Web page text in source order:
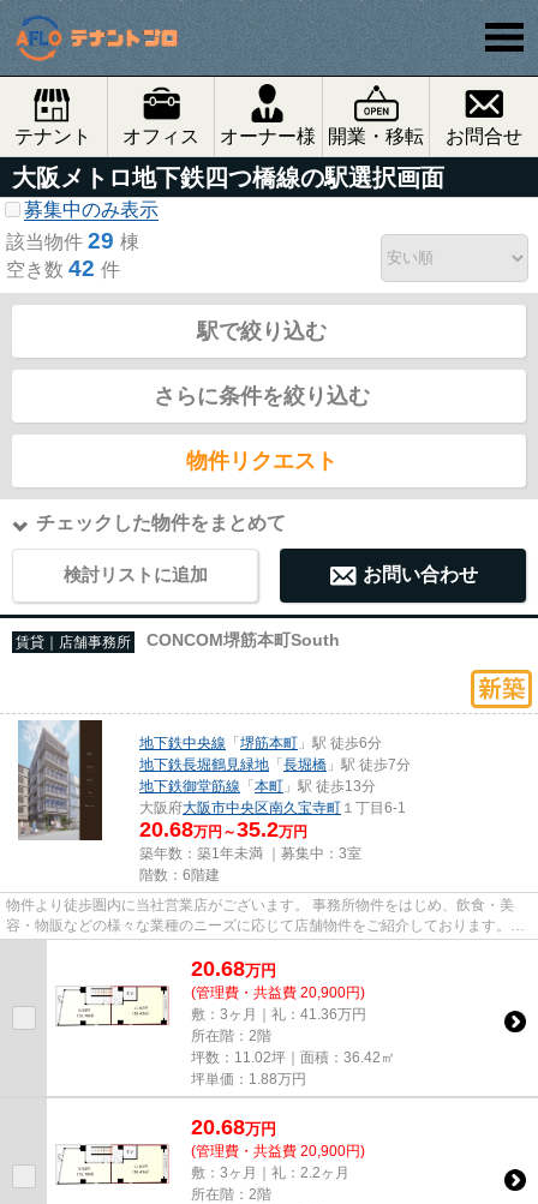
テナント オフィス オーナー様 開業・移転 お問合せ
大阪メトロ地下鉄四つ橋線の駅選択画面
募集中のみ表示
該当物件 29 棟
空き数 42 件
駅で絞り込む
さらに条件を絞り込む
物件リクエスト
チェックした物件をまとめて
検討リストに追加 お問い合わせ
賃貸｜店舗事務所 CONCOM堺筋本町South
地下鉄中央線 「堺筋本町 」駅 徒歩6分
地下鉄長堀鶴見緑地 「長堀橋 」駅 徒歩7分
地下鉄御堂筋線 「本町 」駅 徒歩13分
大阪府大阪市中央区南久宝寺町 １丁目6-1
20.68万円～35.2万円
築年数：築1年未満 ｜募集中： 3室
階数：6階建
物件より徒歩圏内に当社営業店がございます。 事務所物件をはじめ、飲食・美
容・物販などの様々な業種のニーズに応じて店舗物件をご紹介しております。
尚、弊社ではおとり広告は一切...
20.68万円
(管理費・共益費 20,900円)
敷：3ヶ月｜礼：41.36万円
所在階：2階
坪数：11.02坪｜面積：36.42㎡
坪単価： 1.88万円
20.68万円
(管理費・共益費 20,900円)
敷：3ヶ月｜礼：2.2ヶ月
所在階：2階